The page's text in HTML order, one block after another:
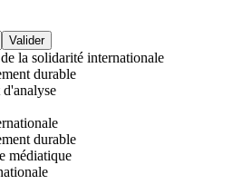
la solidarité internationale
durable
durable
médiatique